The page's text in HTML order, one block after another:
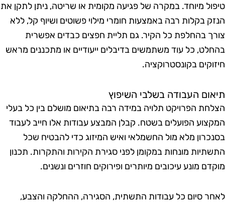
מיוחד. במקרה של פגיעה מקומית או שריטה, ניתן לתקן את
בקלות רבה באמצעות חומרי מילוי פשוטים ושיוף קל, ללא
בהחלפת כל הקיר. גם תליית חפצים כבדים אפשרית
כל עוד משתמשים בדיבלים ייעודיים או מתכננים מראש
בקונסטרוקציה.
העבודה בשלבי השיפוץ
הפרויקט תלויה במידה רבה בתיאום מושלם בין כל בעלי
הפועלים בשטח. קבלן המבצע עבודות אלו חייב לעבוד
מלא מול החשמלאי ואיש המיזוג כדי להבטיח שכל
מונחות במקומן לפני סגירת הקירות והתקרות. תכנון
מונע עיכובים מיותרים ופירוקים חוזרים ונשנים.
סיום כל עבודות התשתית, הסגירה, ההחלקה והצבע,